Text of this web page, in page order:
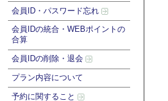
会員ID・パスワード忘れ
会員IDの統合・WEBポイントの
合算
会員IDの削除・退会
プラン内容について
予約に関すること